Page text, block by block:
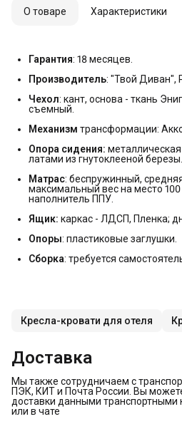
О товаре Характеристики
Гарантия: 18 месяцев.
Производитель: "Твой Диван",
Чехол: кант, основа - ткань
съемный.
Механизм трансформации:
Опора сидения:
латами из гнутоклееной березы.
Матрас: беспружинный,
максимальный вес на место 100
наполнитель ППУ.
Ящик: каркас - ЛДСП, Пленка;
Опоры: пластиковые заглушки.
Сборка: требуется
Кресла-кровати для отеля
Доставка
Мы также сотрудничаем с
ПЭК, КИТ и Почта России. Вы
доставки данными
или в чате